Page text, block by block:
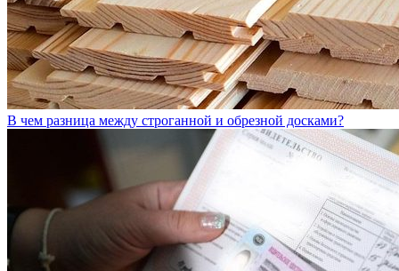
В чем разница между строганной и обрезной досками?